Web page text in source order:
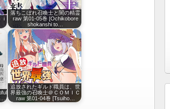
落ちこぼれ召喚士と闇の精霊
raw 第01-05巻 [Ochikobore
shokanshi to…
追放されたギルド職員は、世
界最強の召喚士＠ＣＯＭＩＣ
raw 第01-04巻 [Tsuiho…